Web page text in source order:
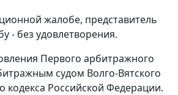
жалобе, представитель
- без удовлетворения.
Первого арбитражного
судом Волго-Вятского
кодекса Российской Федерации.